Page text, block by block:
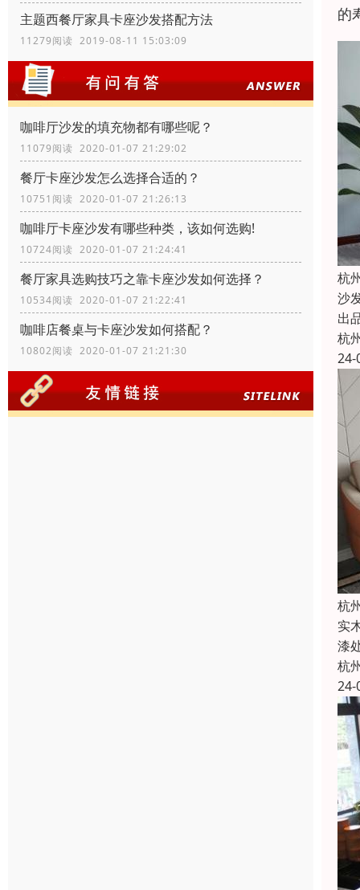
主题西餐厅家具卡座沙发搭配方法
11279阅读 2019-08-11 15:03:09
咖啡厅沙发的填充物都有哪些呢？
11079阅读 2020-01-07 21:29:02
餐厅卡座沙发怎么选择合适的？
10751阅读 2020-01-07 21:26:13
咖啡厅卡座沙发有哪些种类，该如何选购!
10724阅读 2020-01-07 21:24:41
餐厅家具选购技巧之靠卡座沙发如何选择？
10534阅读 2020-01-07 21:22:41
咖啡店餐桌与卡座沙发如何搭配？
10802阅读 2020-01-07 21:21:30
的
杭
沙
出
杭
24-
杭
实
漆
杭
24-